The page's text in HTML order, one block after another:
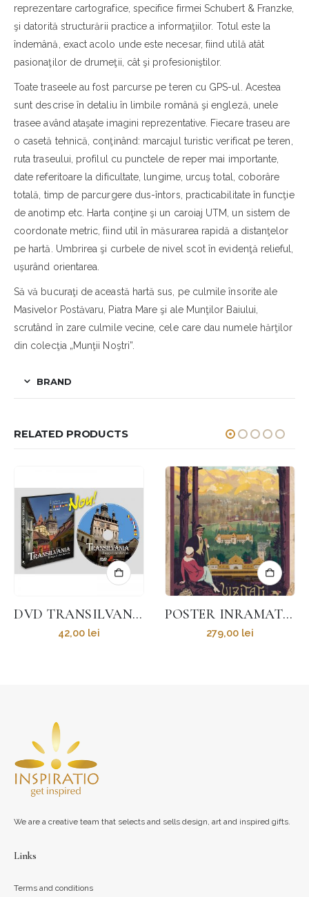
reprezentare cartografice, specifice firmei Schubert & Franzke,
şi datorită structurării practice a informaţiilor. Totul este la
îndemână, exact acolo unde este necesar, fiind utilă atât
pasionaţilor de drumeţii, cât şi profesioniştilor.
Toate traseele au fost parcurse pe teren cu GPS-ul. Acestea
sunt descrise în detaliu în limbile română şi engleză, unele
trasee având ataşate imagini reprezentative. Fiecare traseu are
o casetă tehnică, conţinând: marcajul turistic verificat pe teren,
ruta traseului, profilul cu punctele de reper mai importante,
date referitoare la dificultate, lungime, urcuş total, coborâre
totală, timp de parcurgere dus-întors, practicabilitate în funcţie
de anotimp etc. Harta conţine şi un caroiaj UTM, un sistem de
coordonate metric, fiind util în măsurarea rapidă a distanţelor
pe hartă. Umbrirea şi curbele de nivel scot în evidenţă relieful,
uşurând orientarea.
Să vă bucuraţi de această hartă sus, pe culmile însorite ale
Masivelor Postăvaru, Piatra Mare şi ale Munţilor Baiului,
scrutând în zare culmile vecine, cele care dau numele hărţilor
din colecţia „Munţii Noştri”.
BRAND
RELATED PRODUCTS
DVD TRANSILVANIA – BURGURI MEDIEVALE
42,00 lei
POSTER INRAMAT HANUL DRUMETILOR
279,00 lei
We are a creative team that selects and sells design, art and inspired gifts.
Links
Terms and conditions